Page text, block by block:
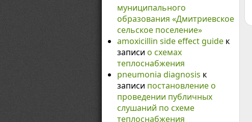
муниципального
образования «Дмитриевское
сельское поселение»
amoxicillin side effect guideк
записи о схемах
теплоснабжения
pneumonia diagnosis к
записи постановление о
проведении публичных
слушаний по схеме
теплоснабжения